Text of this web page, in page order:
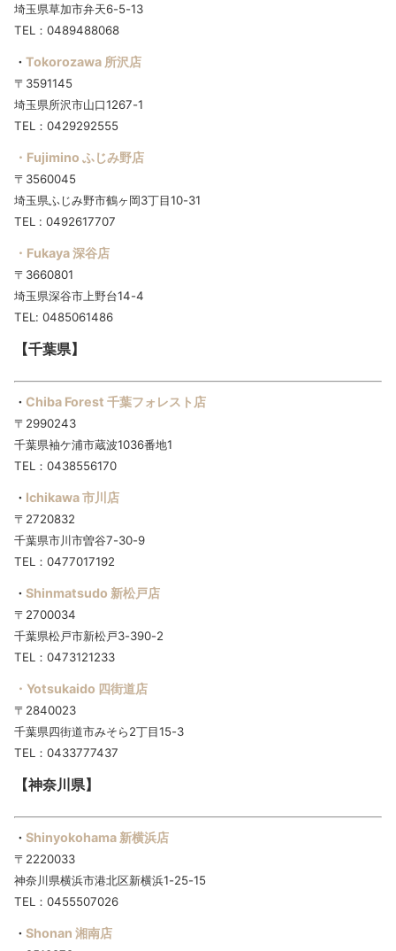
埼玉県草加市弁天6-5-13
TEL：0489488068
・ Tokorozawa 所沢店
〒3591145
埼玉県所沢市山口1267-1
TEL：0429292555
・Fujimino ふじみ野店
〒3560045
埼玉県ふじみ野市鶴ヶ岡3丁目10-31
TEL : 0492617707
・Fukaya 深谷店
〒3660801
埼玉県深谷市上野台14-4
TEL: 0485061486
【千葉県】
・ Chiba Forest 千葉フォレスト店
〒2990243
千葉県袖ケ浦市蔵波1036番地1
TEL：0438556170
・ Ichikawa 市川店
〒2720832
千葉県市川市曽谷7-30-9
TEL：0477017192
・ Shinmatsudo 新松戸店
〒2700034
千葉県松戸市新松戸3-390-2
TEL：0473121233
・Yotsukaido 四街道店
〒2840023
千葉県四街道市みそら2丁目15-3
TEL：0433777437
【神奈川県】
・ Shinyokohama 新横浜店
〒2220033
神奈川県横浜市港北区新横浜1-25-15
TEL：0455507026
・ Shonan 湘南店